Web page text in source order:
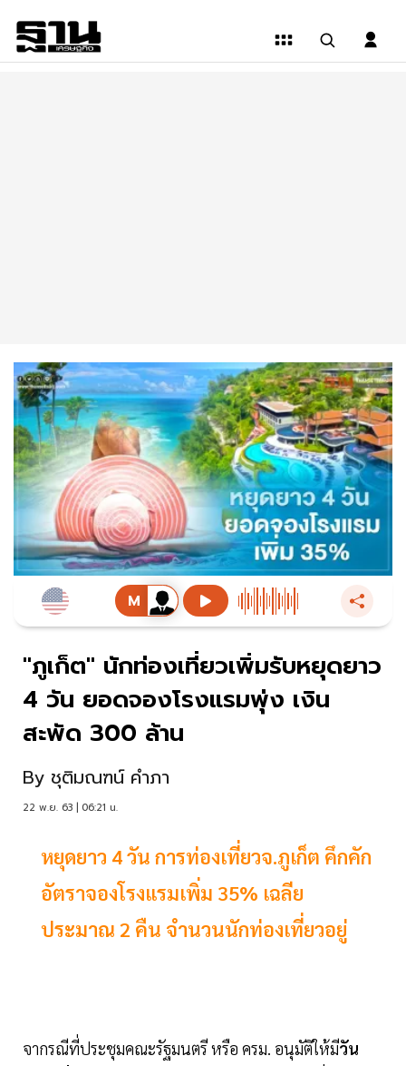
"ภูเก็ต" นักท่องเที่ยวเพิ่มรับหยุดยาว
4 วัน ยอดจองโรงแรมพุ่ง เงิน
สะพัด 300 ล้าน
By ชุติมณฑน์ คำภา
22 พ.ย. 63 | 06:21 น.
หยุดยาว 4 วัน การท่องเที่ยวจ.ภูเก็ต คึกคัก
อัตราจองโรงแรมเพิ่ม 35% เฉลีย
ประมาณ 2 คืน จำนวนนักท่องเที่ยวอยู่
จากรณีที่ประชุมคณะรัฐมนตรี หรือ ครม. อนุมัติให้มีวัน